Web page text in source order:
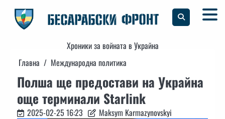
content
Хроники за войната в Украйна
Главна
Международна политика
Полша ще предостави на Украйна
още терминали Starlink
2025-02-25 16:23 Maksym Karmazynovskyi